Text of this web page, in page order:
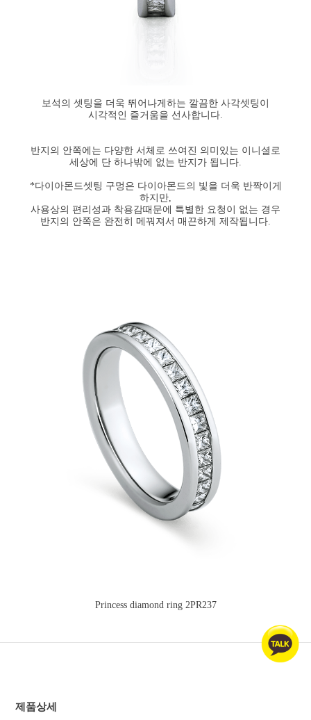
보석의 셋팅을 더욱 뛰어나게하는 깔끔한 사각셋팅이
시각적인 즐거움을 선사합니다.
반지의 안쪽에는 다양한 서체로 쓰여진 의미있는 이니셜로
세상에 단 하나밖에 없는 반지가 됩니다.
*다이아몬드셋팅 구멍은 다이아몬드의 빛을 더욱 반짝이게
하지만,
사용상의 편리성과 착용감때문에 특별한 요청이 없는 경우
반지의 안쪽은 완전히 메꿔져서 매끈하게 제작됩니다.
Princess diamond ring 2PR237
제품상세